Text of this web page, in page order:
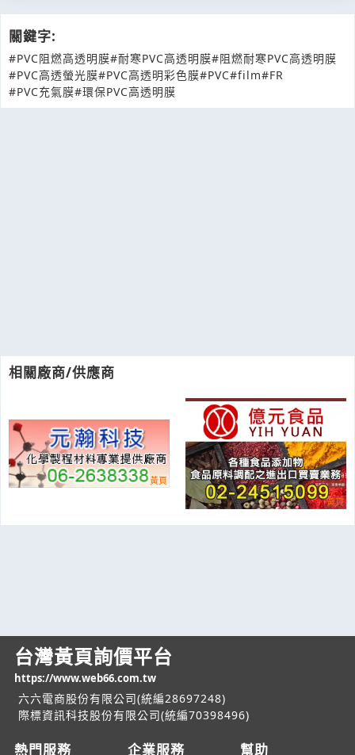
相關廠商/供應商
關鍵字:
#PVC阻燃高透明膜#耐寒PVC高透明膜#阻燃耐寒PVC高透明膜
#PVC高透螢光膜#PVC高透明彩色膜#PVC#film#FR
#PVC充氣膜#環保PVC高透明膜
台灣黃頁詢價平台
https://www.web66.com.tw
六六電商股份有限公司(統編28697248)
際標資訊科技股份有限公司(統編70398496)
熱門服務 企業服務 幫助